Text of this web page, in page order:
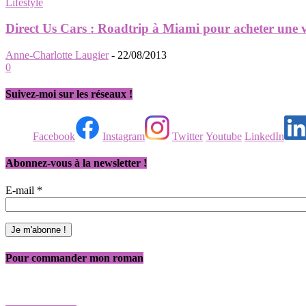
Direct Us Cars : Roadtrip à Miami pour acheter une
Anne-Charlotte Laugier - 22/08/2013
0
Suivez-moi sur les réseaux !
Facebook Instagram Twitter Youtube LinkedIn
Abonnez-vous à la newsletter !
E-mail *
Pour commander mon roman